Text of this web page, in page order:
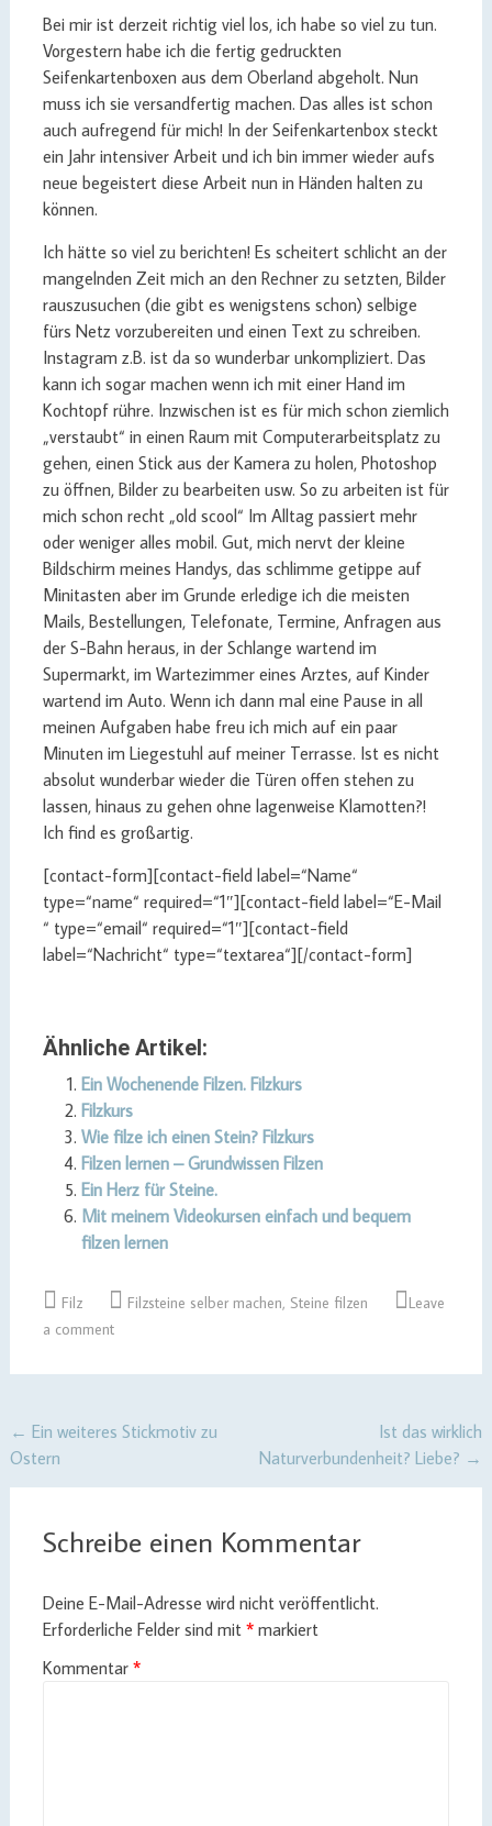
Bei mir ist derzeit richtig viel los, ich habe so viel zu tun.
Vorgestern habe ich die fertig gedruckten
Seifenkartenboxen aus dem Oberland abgeholt. Nun
muss ich sie versandfertig machen. Das alles ist schon
auch aufregend für mich! In der Seifenkartenbox steckt
ein Jahr intensiver Arbeit und ich bin immer wieder aufs
neue begeistert diese Arbeit nun in Händen halten zu
können.
Ich hätte so viel zu berichten! Es scheitert schlicht an der
mangelnden Zeit mich an den Rechner zu setzten, Bilder
rauszusuchen (die gibt es wenigstens schon) selbige
fürs Netz vorzubereiten und einen Text zu schreiben.
Instagram z.B. ist da so wunderbar unkompliziert. Das
kann ich sogar machen wenn ich mit einer Hand im
Kochtopf rühre. Inzwischen ist es für mich schon ziemlich
„verstaubt“ in einen Raum mit Computerarbeitsplatz zu
gehen, einen Stick aus der Kamera zu holen, Photoshop
zu öffnen, Bilder zu bearbeiten usw. So zu arbeiten ist für
mich schon recht „old scool“ Im Alltag passiert mehr
oder weniger alles mobil. Gut, mich nervt der kleine
Bildschirm meines Handys, das schlimme getippe auf
Minitasten aber im Grunde erledige ich die meisten
Mails, Bestellungen, Telefonate, Termine, Anfragen aus
der S-Bahn heraus, in der Schlange wartend im
Supermarkt, im Wartezimmer eines Arztes, auf Kinder
wartend im Auto. Wenn ich dann mal eine Pause in all
meinen Aufgaben habe freu ich mich auf ein paar
Minuten im Liegestuhl auf meiner Terrasse. Ist es nicht
absolut wunderbar wieder die Türen offen stehen zu
lassen, hinaus zu gehen ohne lagenweise Klamotten?!
Ich find es großartig.
[contact-form][contact-field label=“Name“
type=“name“ required=“1″][contact-field label=“E-Mail
“ type=“email“ required=“1″][contact-field
label=“Nachricht“ type=“textarea“][/contact-form]
Ähnliche Artikel:
Ein Wochenende Filzen. Filzkurs
Filzkurs
Wie filze ich einen Stein? Filzkurs
Filzen lernen – Grundwissen Filzen
Ein Herz für Steine.
Mit meinem Videokursen einfach und bequem
filzen lernen
Filz Filzsteine selber machen, Steine filzen
Leave
a comment
Post
navigation
← Ein weiteres Stickmotiv zu
Ostern
Ist das wirklich
Naturverbundenheit? Liebe? →
Schreibe einen Kommentar
Deine E-Mail-Adresse wird nicht veröffentlicht.
Erforderliche Felder sind mit *markiert
Kommentar *